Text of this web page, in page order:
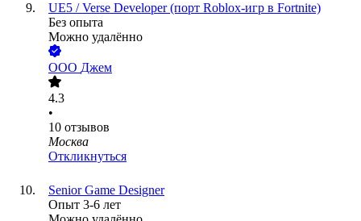
UE5 / Verse Developer (порт Roblox-игр в Fortnite)
Без опыта
Можно удалённо
ООО Джем
4.3
•
10 отзывов
Москва
Откликнуться
Senior Game Designer
Опыт 3-6 лет